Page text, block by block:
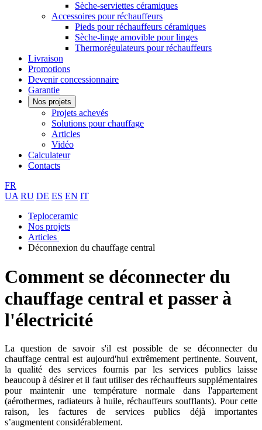
Sèche-serviettes céramiques
Accessoires pour réchauffeurs
Pieds pour réchauffeurs céramiques
Sèche-linge amovible pour linges
Thermorégulateurs pour réchauffeurs
Livraison
Promotions
Devenir concessionnaire
Garantie
Nos projets
Projets achevés
Solutions pour chauffage
Articles
Vidéo
Calculateur
Contacts
FR
UA RU DE ES EN IT
Teploceramic
Nos projets
Articles
Déconnexion du chauffage central
Comment se déconnecter du
chauffage central et passer à
l'électricité
La question de savoir s'il est possible de se déconnecter du
chauffage central est aujourd'hui extrêmement pertinente. Souvent,
la qualité des services fournis par les services publics laisse
beaucoup à désirer et il faut utiliser des réchauffeurs supplémentaires
pour maintenir une température normale dans l'appartement
(aérothermes, radiateurs à huile, réchauffeurs soufflants). Pour cette
raison, les factures de services publics déjà importantes
s’augmentent considérablement.